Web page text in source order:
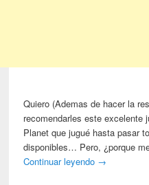
Quiero (Ademas de hacer la
recomendarles este excelente
Planet que jugué hasta pasar
disponibles… Pero, ¿porque
Continuar leyendo →